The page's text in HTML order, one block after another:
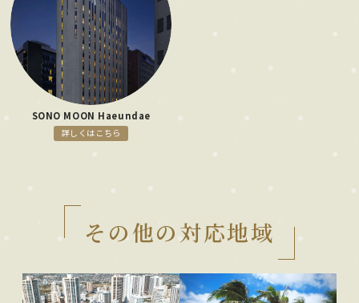
SONO MOON Haeundae
詳しくはこちら
その他の対応地域